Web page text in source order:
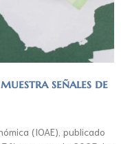
señales de
(IOAE), publicado